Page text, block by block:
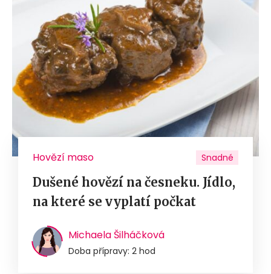
Hovězí maso Snadné
Dušené hovězí na česneku. Jídlo,
na které se vyplatí počkat
Michaela Šilháčková
Doba přípravy: 2 hod